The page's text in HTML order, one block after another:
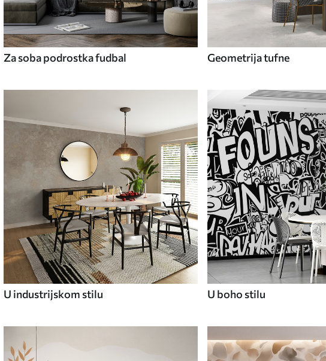
Za soba podrostka fudbal Geometrija tufne
U industrijskom stilu U boho stilu